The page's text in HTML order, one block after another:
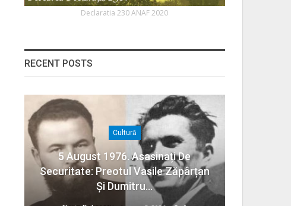
Declaratia 230 ANAF 2020
RECENT POSTS
Cultură
5 August 1976. Asasinați De
Securitate: Preotul Vasile Zăpârțan
Și Dumitru…